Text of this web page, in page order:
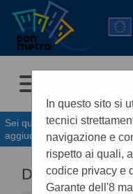
Sei qui: Home» Procedure
aggiudicazione, esiti e
In questo sito si
tecnici
navigazione e
rispetto ai quali,
codice privacy e
Garante dell'8
DETTAGLIO